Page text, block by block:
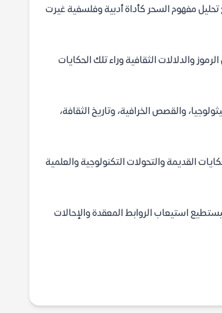
تحليل مفهوم السحر كأداة أدبية وفلسفية غيرت
والدلالات الثقافية وراء تلك الحكايات
والقصص الخرافية، وتاريخ الثقافة،
القديمة والتحولات التكنولوجية والعلمية
استيعاب الروابط المعقدة والإحالات